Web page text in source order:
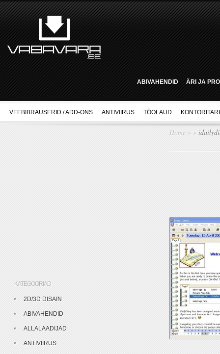
ABIVAHENDID ÄRI JA
VEEBIBRAUSERID / ADD-ONS ANTIVIIRUS TÖÖLAUD
Home » »
KATEGOORIAD
2D/3D DISAIN
ABIVAHENDID
ALLALAADIJAD
ANTIVIIRUS